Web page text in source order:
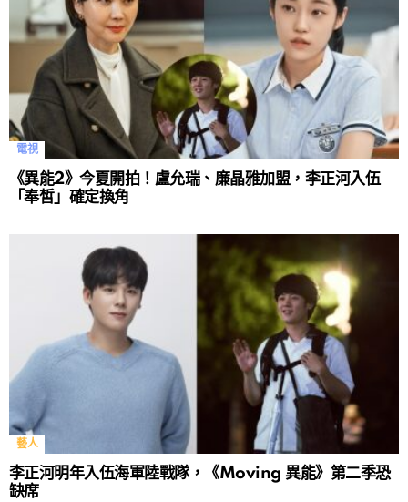
電視
《異能2》今夏開拍！盧允瑞、廉晶雅加盟，李正河入伍
「奉皙」確定換角
藝人
李正河明年入伍海軍陸戰隊，《Moving 異能》第二季恐
缺席